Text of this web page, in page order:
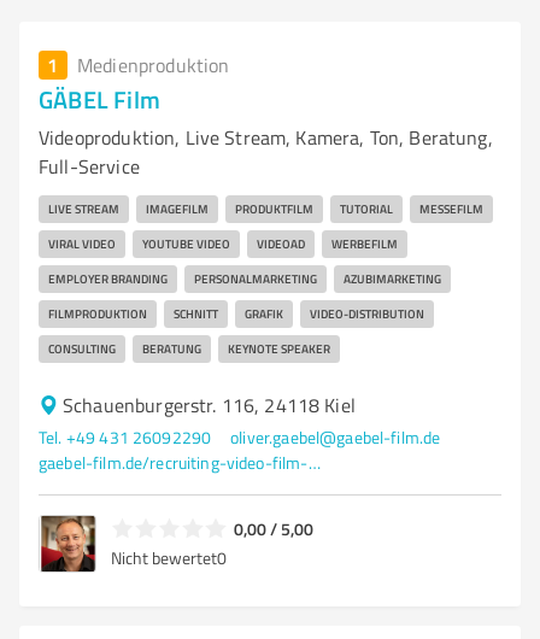
1 Medienproduktion
GÄBEL Film
Videoproduktion, Live Stream, Kamera, Ton, Beratung,
Full-Service
LIVE STREAM IMAGEFILM PRODUKTFILM TUTORIAL MESSEFILM
VIRAL VIDEO YOUTUBE VIDEO VIDEOAD WERBEFILM
EMPLOYER BRANDING PERSONALMARKETING AZUBIMARKETING
FILMPRODUKTION SCHNITT GRAFIK VIDEO-DISTRIBUTION
CONSULTING BERATUNG KEYNOTE SPEAKER
Schauenburgerstr. 116, 24118 Kiel
Tel. +49 431 26092290
oliver.gaebel@gaebel-film.de
gaebel-film.de/recruiting-video-film-produktion/
0,00 / 5,00
Nicht bewertet0